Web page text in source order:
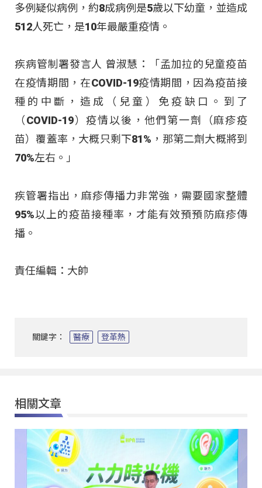
多例疑似病例，約8成病例是5歲以下幼童，並造成
512人死亡，是10年最嚴重疫情。
疾病管制署發言人 曾淑慧：「孟加拉的兒童疫苗
在疫情期間，在COVID-19疫情期間，因為疫苗接
種的中斷，造成（兒童）免疫缺口。到了
（COVID-19）疫情以後，他們第一劑（麻疹疫
苗）覆蓋率，大概只剩下81%，那第二劑大概將到
70%左右。」
疾管署指出，麻疹傳播力非常強，需要國家整體
95%以上的疫苗接種率，才能有效預預防麻疹傳
播。
責任編輯：大帥
關鍵字： 醫療 登革熱
相關文章